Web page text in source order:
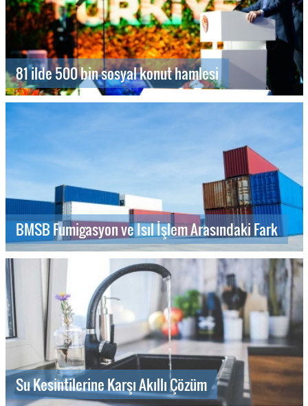
81 ilde 500 bin sosyal konut hamlesi
BMSB Fumigasyon ve Isıl İşlem Arasındaki Fark
Su Kesintilerine Karşı Akıllı Çözüm